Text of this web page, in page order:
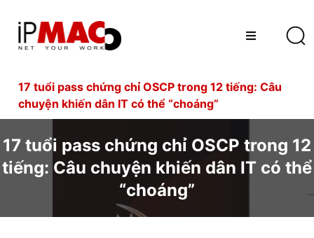
17 tuổi pass chứng chỉ OSCP trong 12 tiếng: Câu
chuyện khiến dân IT có thể “choáng”
17 tuổi pass chứng chỉ OSCP trong 12
tiếng: Câu chuyện khiến dân IT có thể
“choáng”